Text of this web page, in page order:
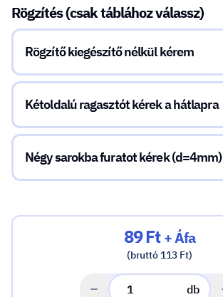
Rögzítés (csak táblához válassz)
Rögzítő kiegészítő nélkül kérem
Kétoldalú ragasztót kérek a hátlapra
Négy sarokba furatot kérek (d=4mm)
89 Ft+ Áfa
(bruttó 113 Ft)
db